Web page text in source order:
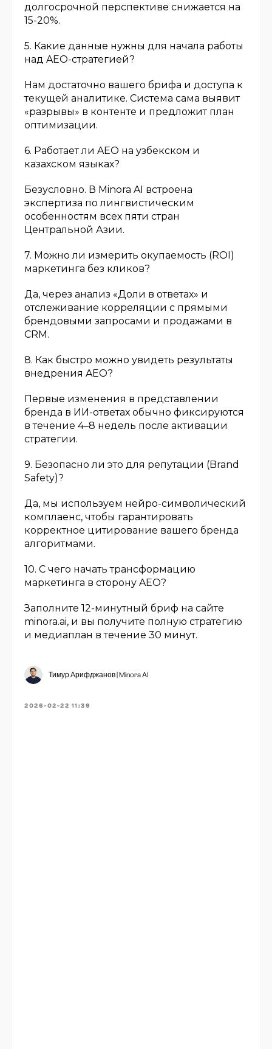
долгосрочной перспективе снижается на
15-20%.
5. Какие данные нужны для начала работы
над AEO-стратегией?
Нам достаточно вашего брифа и доступа к
текущей аналитике. Система сама выявит
«разрывы» в контенте и предложит план
оптимизации.
6. Работает ли AEO на узбекском и
казахском языках?
Безусловно. В Minora AI встроена
экспертиза по лингвистическим
особенностям всех пяти стран
Центральной Азии.
7. Можно ли измерить окупаемость (ROI)
маркетинга без кликов?
Да, через анализ «Доли в ответах» и
отслеживание корреляции с прямыми
брендовыми запросами и продажами в
CRM.
8. Как быстро можно увидеть результаты
внедрения AEO?
Первые изменения в представлении
бренда в ИИ-ответах обычно фиксируются
в течение 4–8 недель после активации
стратегии.
9. Безопасно ли это для репутации (Brand
Safety)?
Да, мы используем нейро-символический
комплаенс, чтобы гарантировать
корректное цитирование вашего бренда
алгоритмами.
10. С чего начать трансформацию
маркетинга в сторону AEO?
Заполните 12-минутный бриф на сайте
minora.ai, и вы получите полную стратегию
и медиаплан в течение 30 минут.
Тимур Арифджанов | Minora AI
2026-02-22 11:39